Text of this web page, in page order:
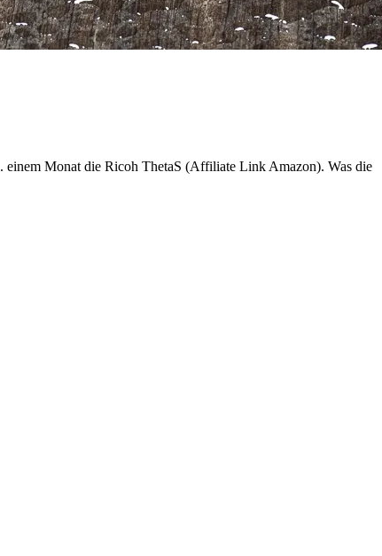
einem Monat die Ricoh ThetaS (Affiliate Link Amazon). Was die